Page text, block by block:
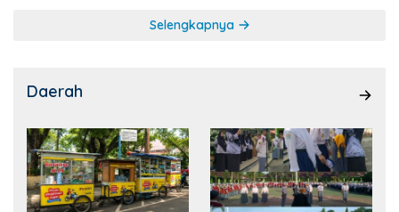
Selengkapnya
Daerah